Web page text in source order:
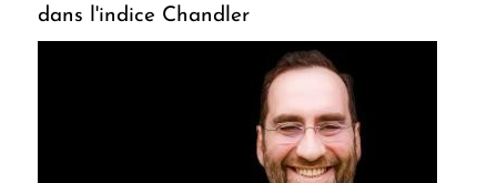
dans l'indice Chandler